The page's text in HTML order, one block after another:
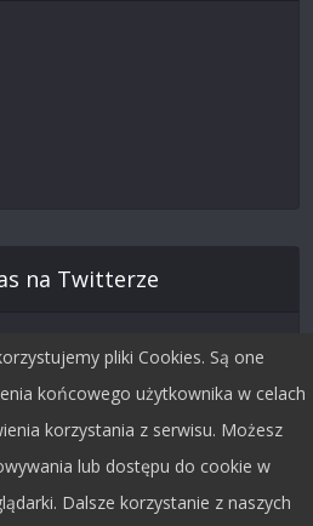
na Twitterze
pliki Cookies. Są one
końcowego użytkownika w celach
korzystania z serwisu. Możesz
lub dostępu do cookie w
Dalsze korzystanie z naszych